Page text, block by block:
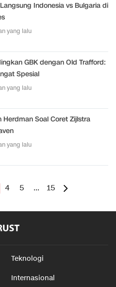
Indonesia vs Bulgaria di
yang lalu
GBK dengan Old Trafford:
Spesial
yang lalu
Herdman Soal Coret Zijlstra
yang lalu
4 5 ... 15
Teknologi
Internasional